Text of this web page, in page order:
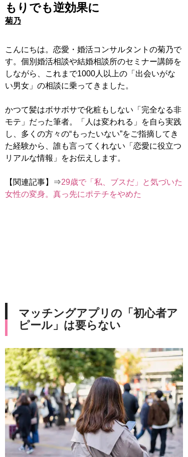
もりでも逆効果に
菊乃
こんにちは。恋愛・婚活コンサルタントの菊乃で
す。個別婚活相談や結婚相談所のセミナー講師を
しながら、これまで1000人以上の「出会いがな
い男女」の相談に乗ってきました。
かつて髪はボサボサで化粧もしない「完全なる非
モテ」だった筆者。「人は変われる」を自ら実践
し、多くの方々の“もったいない”をご指摘してき
た経験から、誰も言ってくれない「恋愛に役立つ
リアルな情報」をお伝えします。
【関連記事】⇒29歳で「私、ブスだ」と気づいた
女性の変身。真っ先にポテチをやめた
マッチングアプリの「初心者ア
ピール」は要らない